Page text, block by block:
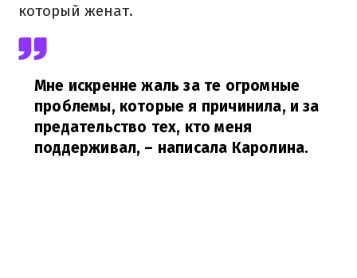
который женат.
Мне искренне жаль за те огромные
проблемы, которые я причинила, и за
предательство тех, кто меня
поддерживал, – написала Каролина.